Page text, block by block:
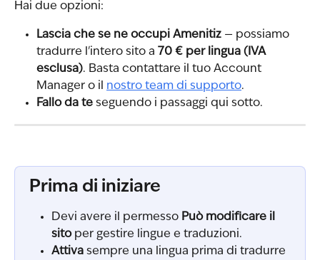
Hai due opzioni:
Lascia che se ne occupi Amenitiz — possiamo
tradurre l'intero sito a 70 € per lingua (IVA
esclusa). Basta contattare il tuo Account
Manager o il nostro team di supporto.
Fallo da te seguendo i passaggi qui sotto.
Prima di iniziare
Devi avere il permesso Può modificare il
sito per gestire lingue e traduzioni.
Attiva sempre una lingua prima di tradurre